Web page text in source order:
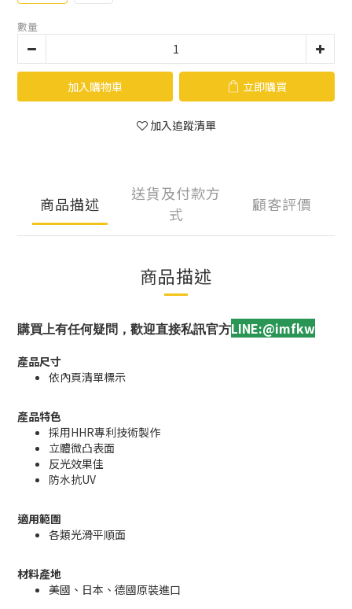
數量
加入購物車 立即購買
加入追蹤清單
商品描述
送貨及付款方
式
顧客評價
商品描述
購買上有任何疑問，歡迎直接私訊官方LINE:@imfkw
產品尺寸
依內頁清單標示
產品特色
採用HHR專利技術製作
立體微凸表面
反光效果佳
防水抗UV
適用範圍
各類光滑平順面
材料產地
美國、日本、德國原裝進口